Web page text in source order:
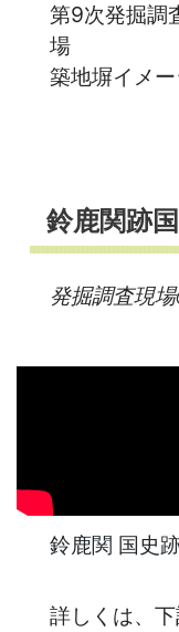
第9次発掘調
築地塀イメ
鈴鹿関跡
発掘調査現場
鈴鹿関 国史
詳しくは、